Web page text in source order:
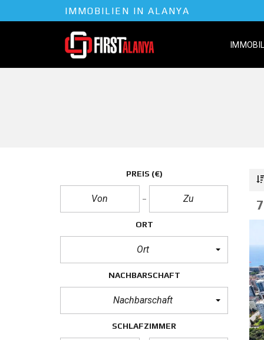
IMMOBILIEN IN ALANYA
PREIS (€)
ORT
Ort
NACHBARSCHAFT
Nachbarschaft
SCHLAFZIMMER